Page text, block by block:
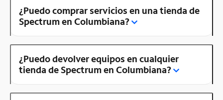
¿Puedo comprar servicios en una tienda de
Spectrum en Columbiana?
¿Puedo devolver equipos en cualquier
tienda de Spectrum en Columbiana?